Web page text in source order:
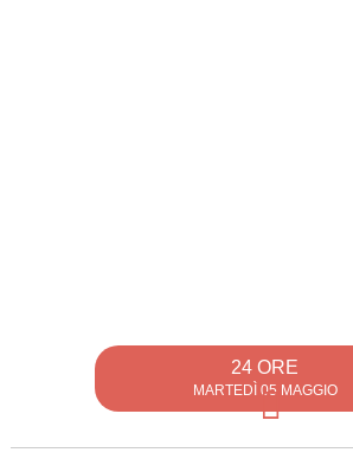
24 ORE
MARTEDÌ 05 MAGGIO